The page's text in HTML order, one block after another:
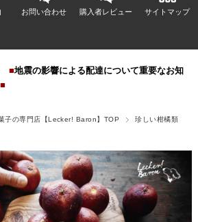
お問い合わせ 購入者レビュー サイトマップ
■地震の影響による配達について重要なお知
■
子の専門店【Lecker! Baron】TOP
珍しい柑橘類